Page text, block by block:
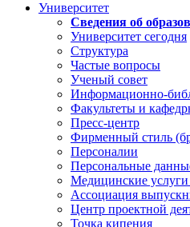
Университет
Сведения об
Университет сегодня
Структура
Частые вопросы
Ученый совет
Информационно-
Факультеты и
Пресс-центр
Фирменный стиль
Персоналии
Персональные
Медицинские услуги
Ассоциация
Центр проектной
Точка кипения